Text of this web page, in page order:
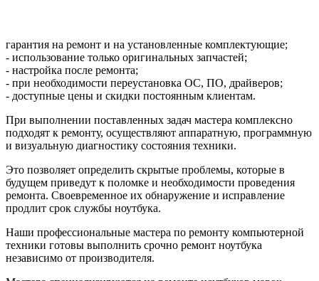
гарантия на ремонт и на установленные комплектующие;
- использование только оригинальных запчастей;
- настройка после ремонта;
- при необходимости переустановка ОС, ПО, драйверов;
- доступные цены и скидки постоянным клиентам.
При выполнении поставленных задач мастера комплексно
подходят к ремонту, осуществляют аппаратную, программную
и визуальную диагностику состояния техники.
Это позволяет определить скрытые проблемы, которые в
будущем приведут к поломке и необходимости проведения
ремонта. Своевременное их обнаружение и исправление
продлит срок службы ноутбука.
Наши профессиональные мастера по ремонту компьютерной
техники готовы выполнить срочно ремонт ноутбука
независимо от производителя.